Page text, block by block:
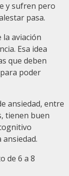
y sufren pero
pasa.
la aviación
Esa idea
que deben
poder
ansiedad, entre
tienen buen
de 6 a 8